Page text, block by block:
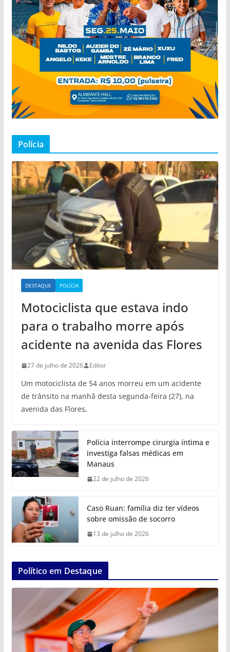
Polícia
DESTAQUE POLÍCIA
Motociclista que estava indo
para o trabalho morre após
acidente na avenida das Flores
27 de julho de 2026 Editor
Um motociclista de 54 anos morreu em um acidente
de trânsito na manhã desta segunda-feira (27), na
avenida das Flores,
Polícia interrompe cirurgia íntima e
investiga falsas médicas em
Manaus
22 de julho de 2026
Caso Ruan: família diz ter vídeos
sobre omissão de socorro
13 de julho de 2026
Político em Destaque